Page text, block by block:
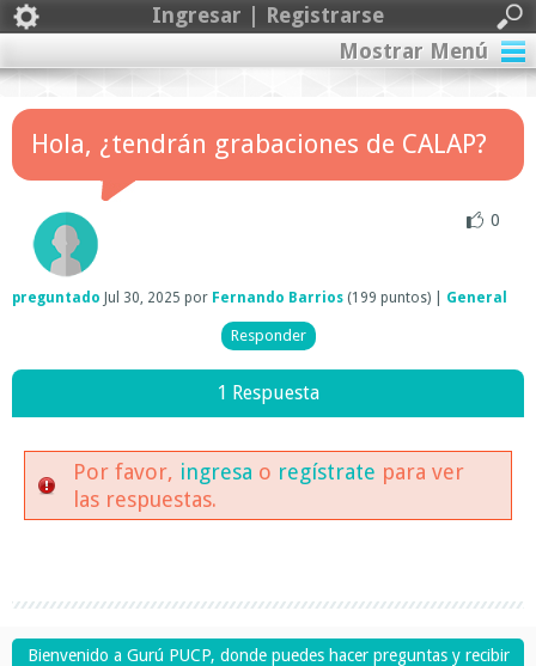
Ingresar | Registrarse
Mostrar Menú
Hola, ¿tendrán grabaciones de CALAP?
0
preguntado Jul 30, 2025 por Fernando Barrios (199 puntos) General
1 Respuesta
Por favor, ingresa o regístrate para ver
las respuestas.
Bienvenido a Gurú PUCP, donde puedes hacer preguntas y recibir